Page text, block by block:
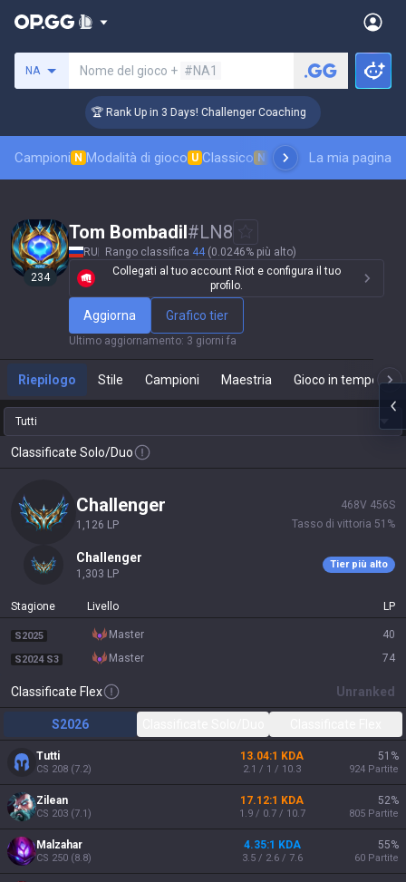
NA Nome del gioco + #NA1
🏆 Rank Up in 3 Days! Challenger Coaching
Campioni N Modalità di gioco U Classico N Classifica skin
La mia pagina
234
Tom Bombadil#LN8
RU Rango classifica 44 (0.0246% più alto)
Collegati al tuo account Riot e configura il tuo
profilo.
Aggiorna Grafico tier
Ultimo aggiornamento: 3 giorni fa
Riepilogo Stile Campioni Maestria Gioco in tempo
Tutti
Classificate Solo/Duo
challenger
1,126 LP
468V 456S
Tasso di vittoria 51 %
challenger
1,303 LP
Tier più alto
Stagione Livello LP
S2025 master 40
S2024 S3 master 74
Classificate Flex Unranked
S2026
Tutti
CS 208 (7.2)
13.04:1 KDA
2.1 / 1 / 10.3
51 %
924 Partite
Zilean
CS 203 (7.1)
17.12:1 KDA
1.9 / 0.7 / 10.7
52%
805 Partite
Malzahar
CS 250 (8.8)
4.35:1 KDA
3.5 / 2.6 / 7.6
55%
60 Partite